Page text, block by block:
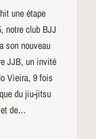
une étape
notre club BJJ
son nouveau
JJB, un invité
Vieira, 9 fois
du jiu-jitsu
et de…